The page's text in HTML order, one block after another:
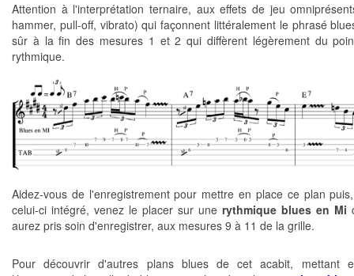
Attention à l'interprétation ternaire, aux effets de jeu
hammer, pull-off, vibrato) qui façonnent littéralement le phrasé
sûr à la fin des mesures 1 et 2 qui diffèrent légèrement du
rythmique.
Aidez-vous de l'enregistrement pour mettre en place ce plan
celui-ci intégré, venez le placer sur une rythmique blues en Mi
aurez pris soin d'enregistrer, aux mesures 9 à 11 de la grille.
Pour découvrir d'autres plans blues de cet acabit, mettant